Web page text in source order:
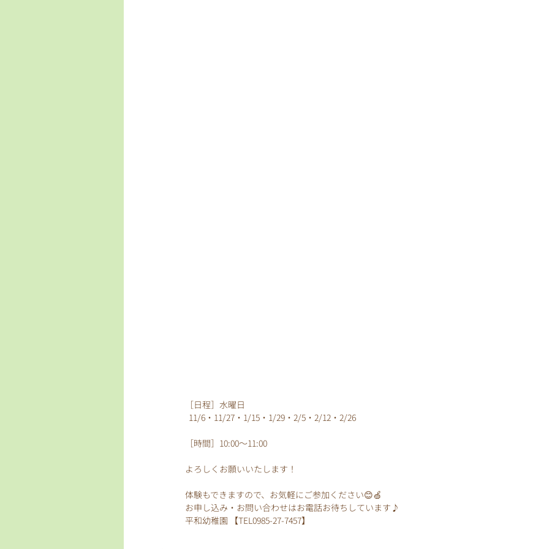
［日程］水曜日
  11/6・11/27・1/15・1/29・2/5・2/12・2/26
［時間］10:00～11:00
よろしくお願いいたします！
体験もできますので、お気軽にご参加ください😊🍏
お申し込み・お問い合わせはお電話お待ちしています♪
平和幼稚園 【TEL0985-27-7457】